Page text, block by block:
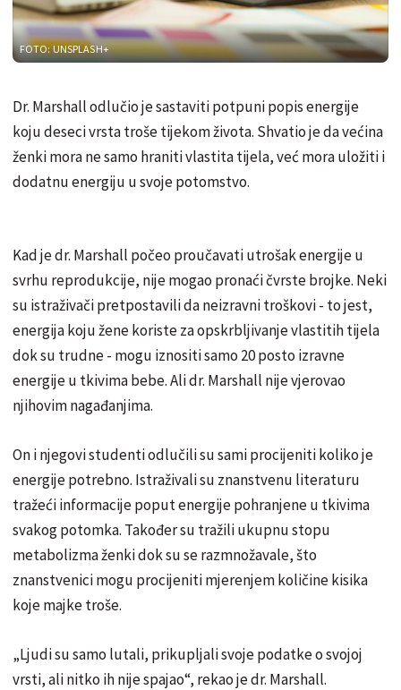
FOTO: UNSPLASH+
Dr. Marshall odlučio je sastaviti potpuni popis energije
koju deseci vrsta troše tijekom života. Shvatio je da većina
ženki mora ne samo hraniti vlastita tijela, već mora uložiti i
dodatnu energiju u svoje potomstvo.
Kad je dr. Marshall počeo proučavati utrošak energije u
svrhu reprodukcije, nije mogao pronaći čvrste brojke. Neki
su istraživači pretpostavili da neizravni troškovi - to jest,
energija koju žene koriste za opskrbljivanje vlastitih tijela
dok su trudne - mogu iznositi samo 20 posto izravne
energije u tkivima bebe. Ali dr. Marshall nije vjerovao
njihovim nagađanjima.
On i njegovi studenti odlučili su sami procijeniti koliko je
energije potrebno. Istraživali su znanstvenu literaturu
tražeći informacije poput energije pohranjene u tkivima
svakog potomka. Također su tražili ukupnu stopu
metabolizma ženki dok su se razmnožavale, što
znanstvenici mogu procijeniti mjerenjem količine kisika
koje majke troše.
„Ljudi su samo lutali, prikupljali svoje podatke o svojoj
vrsti, ali nitko ih nije spajao“, rekao je dr. Marshall.